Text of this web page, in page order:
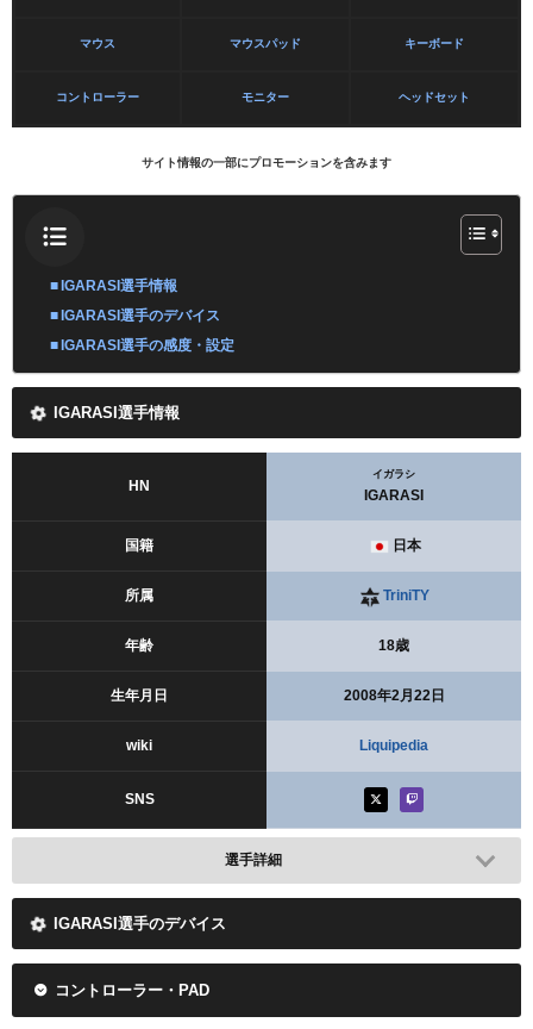
マウス マウスパッド キーボード
コントローラー モニター ヘッドセット
サイト情報の一部にプロモーションを含みます
IGARASI選手情報
IGARASI選手のデバイス
IGARASI選手の感度・設定
IGARASI選手情報
HN
イガラシ
IGARASI
国籍 日本
所属 TriniTY
年齢 18歳
生年月日 2008年2月22日
wiki Liquipedia
SNS
選手詳細
IGARASI選手のデバイス
コントローラー・PAD